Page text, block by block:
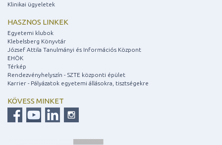
Klinikai ügyeletek
HASZNOS LINKEK
Egyetemi klubok
Klebelsberg Könyvtár
József Attila Tanulmányi és Információs Központ
EHÖK
Térkép
Rendezvényhelyszín - SZTE központi épület
Karrier - Pályázatok egyetemi állásokra, tisztségekre
KÖVESS MINKET